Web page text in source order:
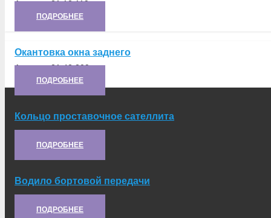
Артикул:21.12.119
ПОДРОБНЕЕ
Окантовка окна заднего
Артикул:21.42.209
ПОДРОБНЕЕ
Кольцо проставочное сателлита
Артикул:21.11.120
ПОДРОБНЕЕ
Водило бортовой передачи
Артикул:21.11.103
ПОДРОБНЕЕ